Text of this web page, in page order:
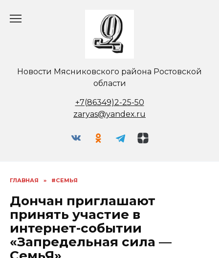
Новости Мясниковского района Ростовской
области
+7(86349)2-25-50
zaryas@yandex.ru
ГЛАВНАЯ » #СЕМЬЯ
Дончан приглашают
принять участие в
интернет-событии
«Запредельная сила —